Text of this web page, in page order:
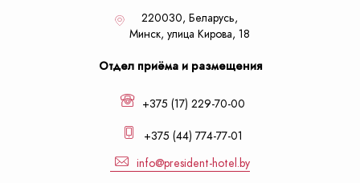
220030, Беларусь,
Минск, улица Кирова, 18
Отдел приёма и размещения
+375 (17) 229-70-00
+375 (44) 774-77-01
info@president-hotel.by